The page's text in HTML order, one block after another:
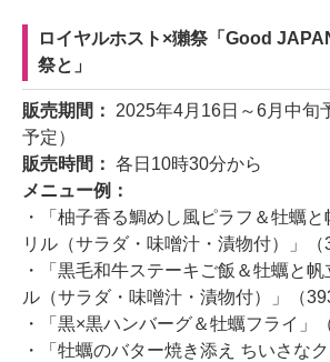
ロイヤルホスト×獺祭「Good
祭と」
販売期間： 2025年4月16日～6月中旬
予定）
販売時間： 各日10時30分から
メニュー例：
・「柚子香る鯛めし風ピラフ＆牡蠣
リル（サラダ・味噌汁・漬物付）」（
・「黒毛和牛ステーキご飯＆牡蠣と
ル（サラダ・味噌汁・漬物付）」（
・「黒×黒ハンバーグ＆牡蠣フライ」
・「牡蠣のバター焼き添え ちいさな